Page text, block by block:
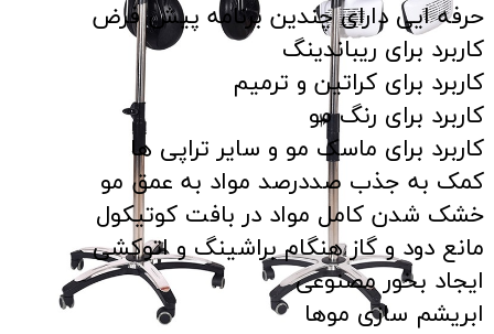
حرفه ایی دارای چندین برنامه پیش فرض
کاربرد برای ریباندینگ
کاربرد برای کراتین و ترمیم
کاربرد برای رنگ مو
کاربرد برای ماسک مو و سایر تراپی ها
کمک به جذب صددرصد مواد به عمق مو
خشک شدن کامل مواد در بافت کوتیکول
مانع دود و گاز هنگام براشینگ و اتوکشی
ایجاد بخور مصنوعی
ابریشم سازی موها